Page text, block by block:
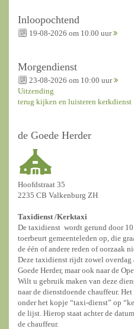
Inloopochtend
19-08-2026 om 10.00 uur
Morgendienst
23-08-2026 om 10:00 uur
Uitzending
terug kijken en luisteren kerkdienst
de Goede Herder
Hoofdstraat 35
2235 CB Valkenburg ZH
Taxidienst /Kerktaxi
De taxidienst wordt gerund door
toerbeurt gemeenteleden op, die
de één of andere reden of oorzaak
Deze taxidienst rijdt zowel overdag
Goede Herder, maar ook naar de
Wilt u gebruik maken van deze
naar de dienstdoende chauffeur.
onder het kopje “taxi-dienst” op
de lijst. Hierop staat achter de
de chauffeur.